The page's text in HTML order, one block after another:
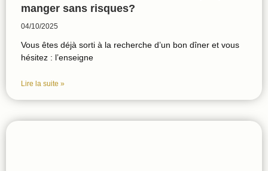
manger sans risques?
04/10/2025
Vous êtes déjà sorti à la recherche d’un bon dîner et vous
hésitez : l’enseigne
Lire la suite »